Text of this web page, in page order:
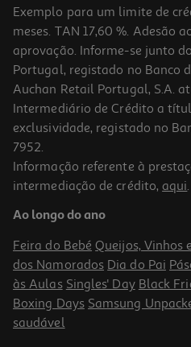
Localizador Cellularline Tracy Tag
14.99 €/un
14,99 €
Exemplo para um limite de
meses. TAN 17,60 %. Adesão
aprovação. Informe-se junto
Portugal, registado no Banco
Auchan Retail Portugal, S.A.
Intermediário de Crédito a
exclusividade, registado no
7952.
Informação referente à
intermediação de crédito, aqui.
Ao longo do ano
Feira do Bebé Queijos, Vinhos
dos Namorados Dia do Pai
às Aulas Singles' Day Black
Boxing Days Samsung
saudável